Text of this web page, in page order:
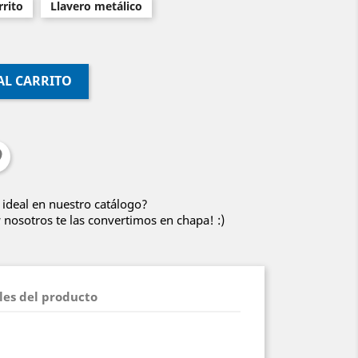
Llavero metálico
CARRITO
en nuestro catálogo?
nosotros te las convertimos en chapa! :)
del producto